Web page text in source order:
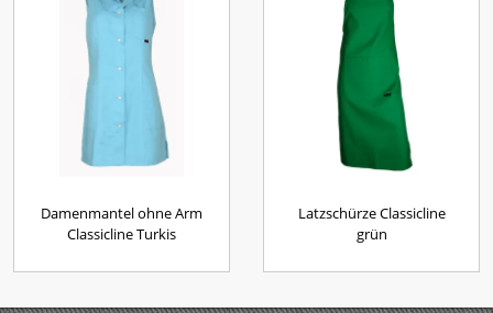
Damenmantel ohne Arm
Classicline Turkis
Latzschürze Classicline
grün